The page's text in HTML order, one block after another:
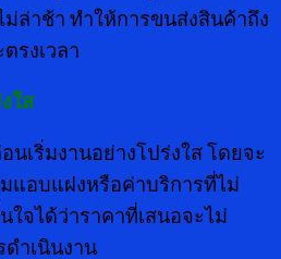
ม่ล่าช้า ทำให้การขนส่งสินค้าถึง
รงเวลา
ใส
นเริ่มงานอย่างโปร่งใส โดยจะ
แอบแฝงหรือค่าบริการที่ไม่
จได้ว่าราคาที่เสนอจะไม่
ดำเนินงาน